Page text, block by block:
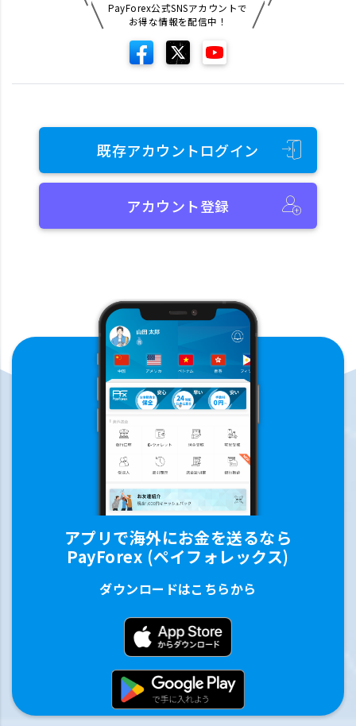
PayForex公式SNSアカウントで
お得な情報を配信中！
既存アカウントログイン
アカウント登録
アプリで海外にお金を送るなら
PayForex (ペイフォレックス)
ダウンロードはこちらから